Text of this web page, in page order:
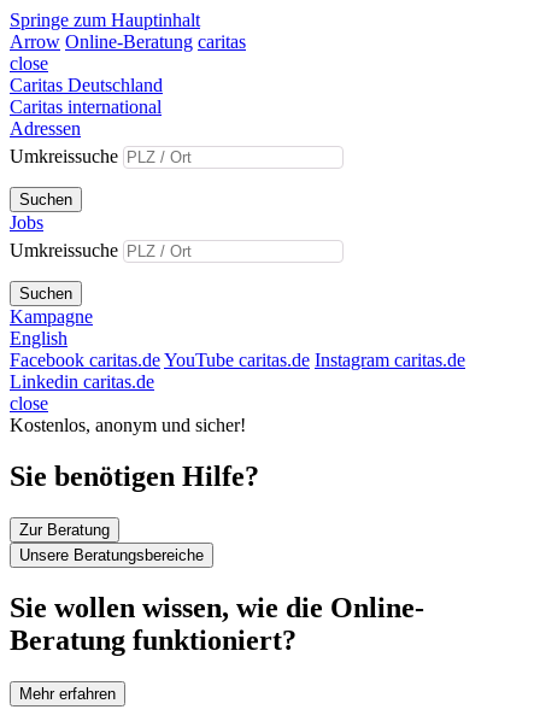
Springe zum Hauptinhalt
Arrow Online-Beratung caritas
close
Caritas Deutschland
Caritas international
Adressen
Umkreissuche
Suchen
Jobs
Umkreissuche
Suchen
Kampagne
English
Facebook caritas.deYouTube caritas.de Instagram caritas.de
Linkedin caritas.de
close
Kostenlos, anonym und sicher!
Sie benötigen Hilfe?
Zur Beratung
Unsere Beratungsbereiche
Sie wollen wissen, wie die Online-
Beratung funktioniert?
Mehr erfahren